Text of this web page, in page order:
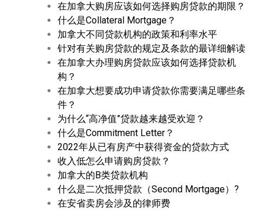
在加拿大购房应该如何选择购房贷款的期限？
什么是Collateral Mortgage？
加拿大不同贷款机构的政策和利率水平
针对有关购房贷款的规定及条款的最详细解读
在加拿大办理购房贷款应该如何选择贷款机
构？
在加拿大想要成功申请贷款你需要满足哪些条
件？
为什么“高净值”贷款越来越受欢迎？
什么是Commitment Letter？
2022年从已有房产中获得资金的贷款方式
收入低怎么申请购房贷款？
加拿大的B类贷款机构
什么是二次抵押贷款（Second Mortgage）?
在安省卖房会涉及的律师费